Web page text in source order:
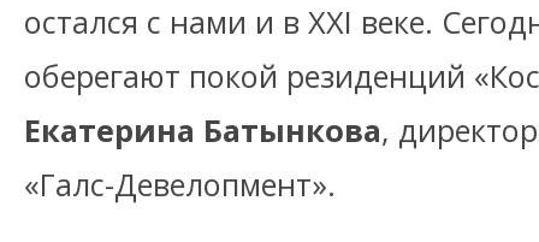
остался с нами и в XXI веке.
оберегают покой резиденций
Екатерина Батынкова,
«Галс-Девелопмент».